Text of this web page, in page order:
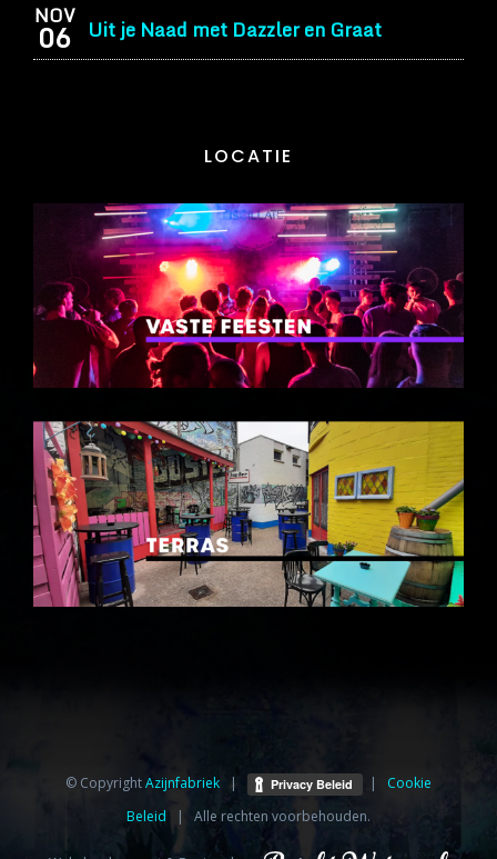
NOV
06 Uit je Naad met Dazzler en Graat
LOCATIE
© CopyrightAzijnfabriek⁩ | | Cookie
Beleid | Alle rechten voorbehouden.